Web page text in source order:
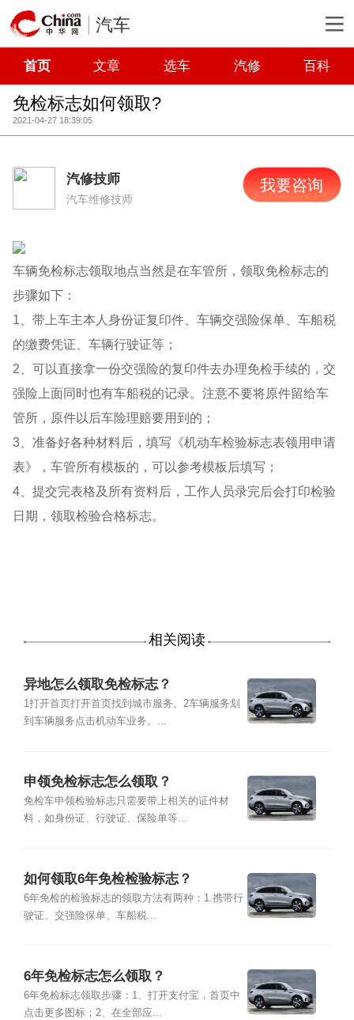
汽车
首页 文章 选车 汽修 百科
免检标志如何领取?
2021-04-27 18:39:05
汽修技师
汽车维修技师
我要咨询
车辆免检标志领取地点当然是在车管所，领取免检标志的
步骤如下：
1、带上车主本人身份证复印件、车辆交强险保单、车船税
的缴费凭证、车辆行驶证等；
2、可以直接拿一份交强险的复印件去办理免检手续的，交
强险上面同时也有车船税的记录。注意不要将原件留给车
管所，原件以后车险理赔要用到的；
3、准备好各种材料后，填写《机动车检验标志表领用申请
表》，车管所有模板的，可以参考模板后填写；
4、提交完表格及所有资料后，工作人员录完后会打印检验
日期，领取检验合格标志。
相关阅读
异地怎么领取免检标志？
1打开首页打开首页找到城市服务。2车辆服务划
到车辆服务点击机动车业务。...
申领免检标志怎么领取？
免检车申领检验标志只需要带上相关的证件材
料，如身份证、行驶证、保险单等...
如何领取6年免检检验标志？
6年免检的检验标志的领取方法有两种：1.携带行
驶证、交强险保单、车船税...
6年免检标志怎么领取？
6年免检标志领取步骤：1、打开支付宝，首页中
点击更多图标；2、在全部应...